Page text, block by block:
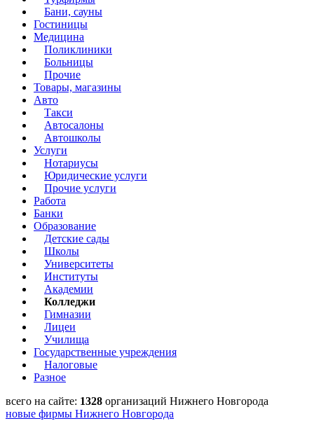
Бани, сауны
Гостиницы
Медицина
Поликлиники
Больницы
Прочие
Товары, магазины
Авто
Такси
Автосалоны
Автошколы
Услуги
Нотариусы
Юридические услуги
Прочие услуги
Работа
Банки
Образование
Детские сады
Школы
Университеты
Институты
Академии
Колледжи
Гимназии
Лицеи
Училища
Государственные учреждения
Налоговые
Разное
всего на сайте: 1328 организаций Нижнего Новгорода
новые фирмы Нижнего Новгорода